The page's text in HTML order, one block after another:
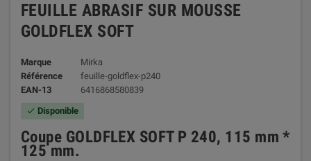
FEUILLE ABRASIF SUR MOUSSE
GOLDFLEX SOFT
Marque
Mirka
Référence
feuille-goldflex-p240
EAN-13
6416868580839
 Disponible
Coupe GOLDFLEX SOFT P 240, 115 mm *
125 mm.